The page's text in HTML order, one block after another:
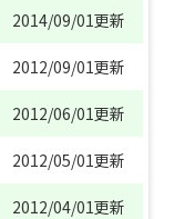
2014/09/01更新
2012/09/01更新
2012/06/01更新
2012/05/01更新
2012/04/01更新